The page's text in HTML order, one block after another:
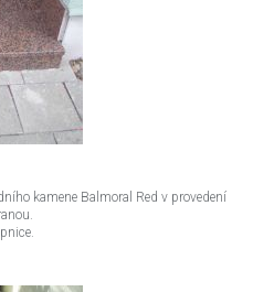
kamene Balmoral Red v provedení